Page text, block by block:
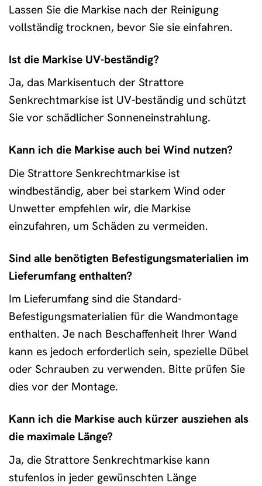
Lassen Sie die Markise nach der Reinigung
vollständig trocknen, bevor Sie sie einfahren.
Ist die Markise UV-beständig?
Ja, das Markisentuch der Strattore
Senkrechtmarkise ist UV-beständig und schützt
Sie vor schädlicher Sonneneinstrahlung.
Kann ich die Markise auch bei Wind nutzen?
Die Strattore Senkrechtmarkise ist
windbeständig, aber bei starkem Wind oder
Unwetter empfehlen wir, die Markise
einzufahren, um Schäden zu vermeiden.
Sind alle benötigten Befestigungsmaterialien im
Lieferumfang enthalten?
Im Lieferumfang sind die Standard-
Befestigungsmaterialien für die Wandmontage
enthalten. Je nach Beschaffenheit Ihrer Wand
kann es jedoch erforderlich sein, spezielle Dübel
oder Schrauben zu verwenden. Bitte prüfen Sie
dies vor der Montage.
Kann ich die Markise auch kürzer ausziehen als
die maximale Länge?
Ja, die Strattore Senkrechtmarkise kann
stufenlos in jeder gewünschten Länge